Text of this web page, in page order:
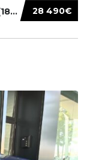
28 490€
MERCEDES BENZ CLASE A (W 177) 5P (18-) 2020....